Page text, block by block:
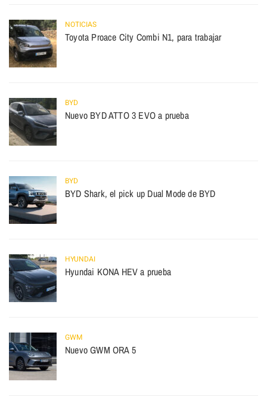
NOTICIAS
Toyota Proace City Combi N1, para trabajar
BYD
Nuevo BYD ATTO 3 EVO a prueba
BYD
BYD Shark, el pick up Dual Mode de BYD
HYUNDAI
Hyundai KONA HEV a prueba
GWM
Nuevo GWM ORA 5